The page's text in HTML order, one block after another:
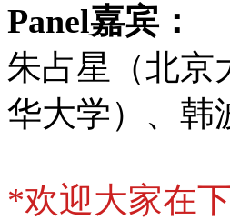
Panel嘉宾：
朱占星（北京
华大学）、韩
*欢迎大家在